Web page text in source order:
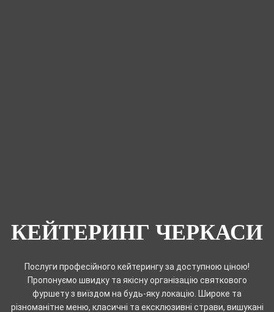
КЕЙТЕРИНГ ЧЕРКАСИ
Послуги професійного кейтерингу за доступною ціною!
Пропонуємо швидку та якісну організацію святкового
фуршету з виїздом на будь-яку локацію. Широке та
різноманітне меню, класичні та ексклюзивні страви, вишукані